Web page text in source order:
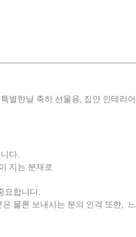
별한날 축하 선물용, 집안 인테리
다.
지는 분재로
요합니다.
물론 보내시는 분의 인격 또한,